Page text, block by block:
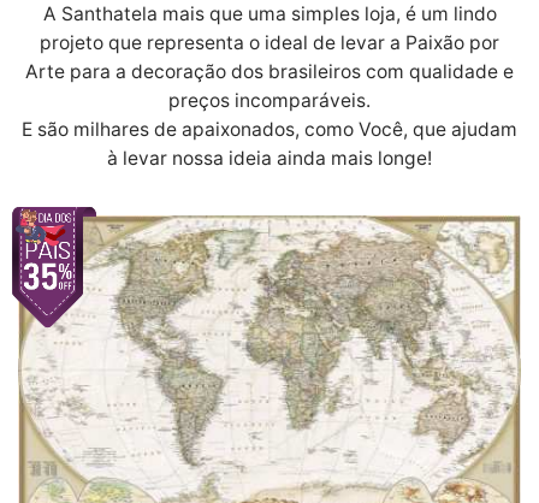
A Santhatela mais que uma simples loja, é um lindo
projeto que representa o ideal de levar a Paixão por
Arte para a decoração dos brasileiros com qualidade e
preços incomparáveis.
E são milhares de apaixonados, como Você, que ajudam
à levar nossa ideia ainda mais longe!